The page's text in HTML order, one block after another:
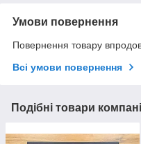
Умови повернення
Повернення товару
Всі умови повернення
Подібні товари